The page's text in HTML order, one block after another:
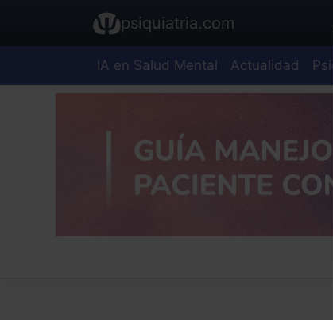
psiquiatria.com
IA en Salud Mental Actualidad